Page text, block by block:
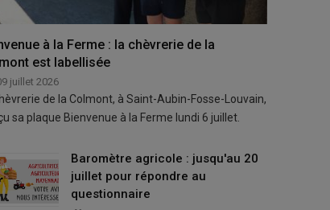
à la Ferme : la chèvrerie de la
est labellisée
juillet 2026
de la Colmont, à Saint-Aubin-Fosse-Louvain,
sa plaque Bienvenue à la Ferme lundi 6 juillet.
Baromètre agricole : jusqu'au 20
juillet pour répondre au
questionnaire